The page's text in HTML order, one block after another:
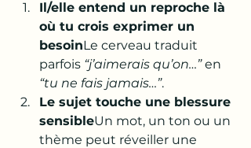
Il/elle entend un reproche là
où tu crois exprimer un
besoinLe cerveau traduit
parfois “j’aimerais qu’on…” en
“tu ne fais jamais…”.
Le sujet touche une blessure
sensibleUn mot, un ton ou un
thème peut réveiller une